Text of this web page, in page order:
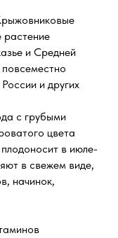
и Средней
и других
с грубыми
цвета
в июле-
в свежем виде,
начинок,